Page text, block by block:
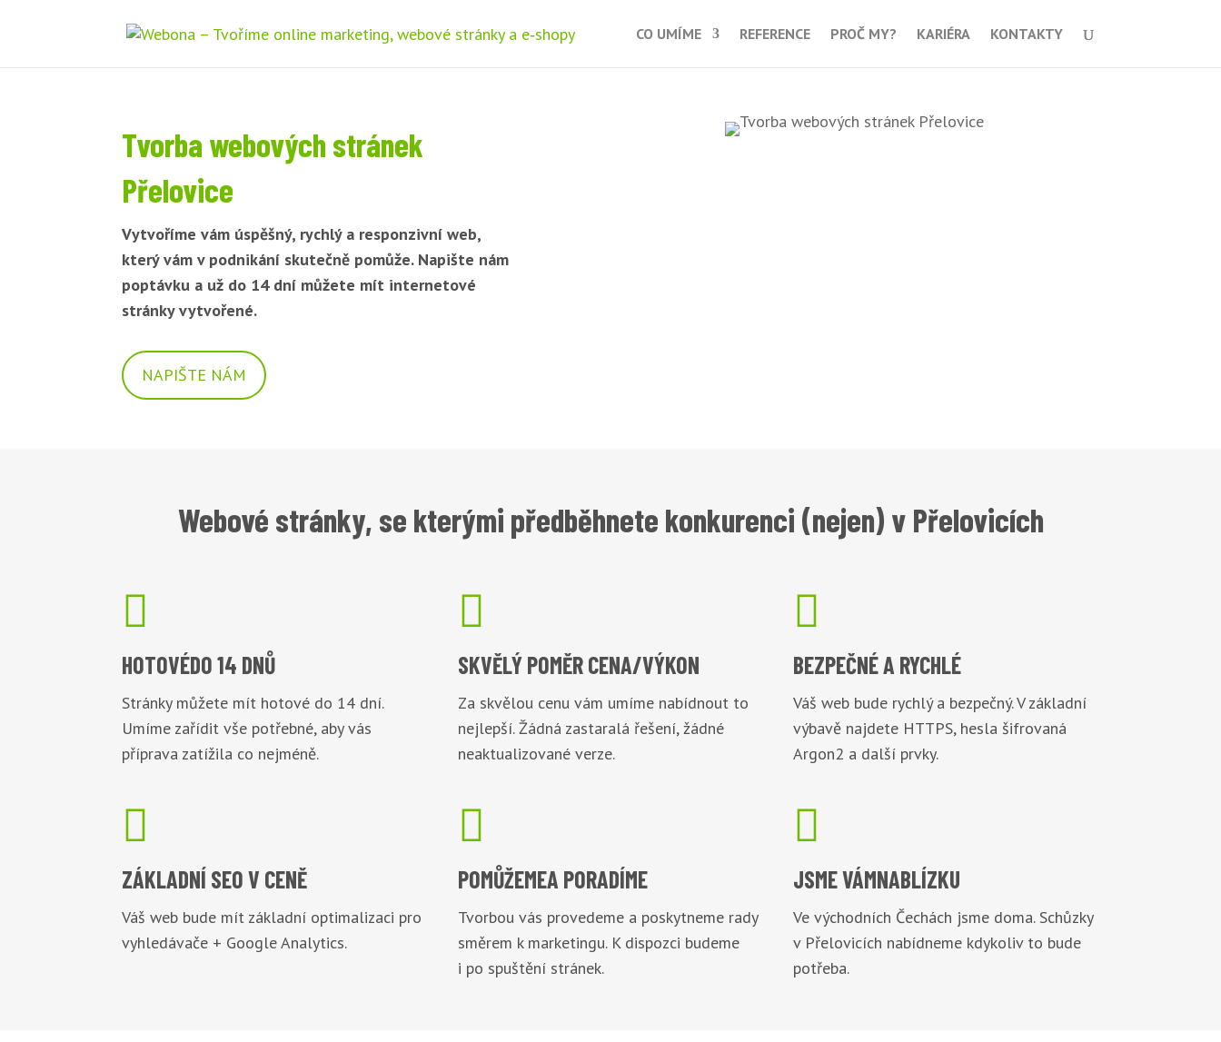
CO UMÍME REFERENCE PROČ MY? KARIÉRA KONTAKTY
Tvorba webových stránek
Přelovice
Vytvoříme vám úspěšný, rychlý a responzivní web,
který vám v podnikání skutečně pomůže. Napište nám
poptávku a už do 14 dní můžete mít internetové
stránky vytvořené.
NAPIŠTE NÁM
Webové stránky, se kterými předběhnete konkurenci (nejen) v Přelovicích

HOTOVÉDO 14 DNŮ
Stránky můžete mít hotové do 14 dní.
Umíme zařídit vše potřebné, aby vás
příprava zatížila co nejméně.

SKVĚLÝ POMĚRCENA/VÝKON
Za skvělou cenu vám umíme nabídnout to
nejlepší. Žádná zastaralá řešení, žádné
neaktualizované verze.

BEZPEČNÉA RYCHLÉ
Váš web bude rychlý a bezpečný. V základní
výbavě najdete HTTPS, hesla šifrovaná
Argon2 a další prvky.

ZÁKLADNÍ SEO V CENĚ
Váš web bude mít základní optimalizaci pro
vyhledávače + Google Analytics.

POMŮŽEMEA PORADÍME
Tvorbou vás provedeme a poskytneme rady
směrem k marketingu. K dispozci budeme
i po spuštění stránek.

JSME VÁMNABLÍZKU
Ve východních Čechách jsme doma. Schůzky
v Přelovicích nabídneme kdykoliv to bude
potřeba.